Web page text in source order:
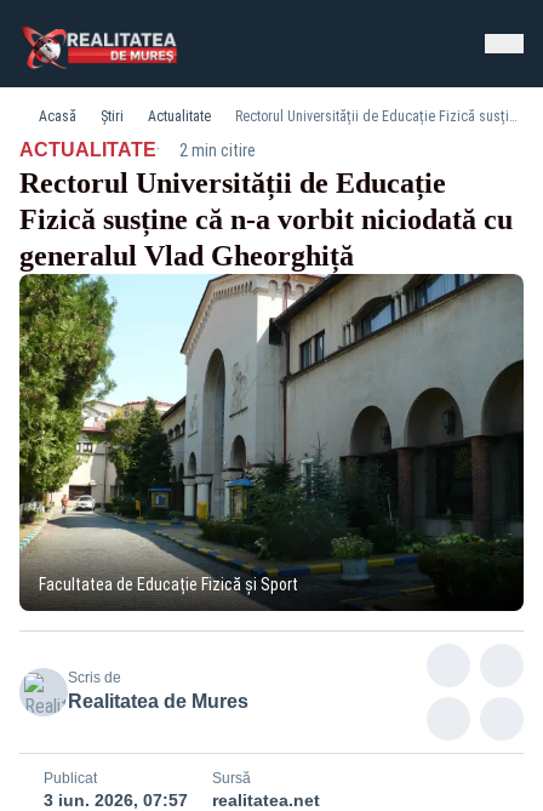
Acasă Știri Actualitate Rectorul Universității de Educație Fizică susține că n-a vorbit niciodată cu generalul Vlad Gheorghiță
ACTUALITATE· 2 min citire
Rectorul Universității de Educație
Fizică susține că n-a vorbit niciodată cu
generalul Vlad Gheorghiță
Facultatea de Educație Fizică și Sport
Scris de
Realitatea de Mures
Publicat
3 iun. 2026, 07:57
Sursă
realitatea.net